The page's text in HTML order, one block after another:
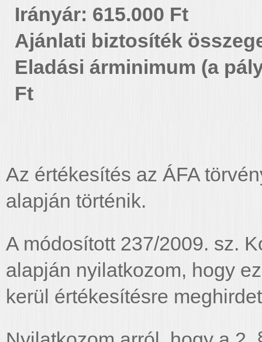
Irányár: 615.000 Ft
Ajánlati biztosíték
Eladási árminimum (a
Ft
Az értékesítés az ÁFA
alapján történik.
A módosított 237/2009. sz.
alapján nyilatkozom, hogy
kerül értékesítésre